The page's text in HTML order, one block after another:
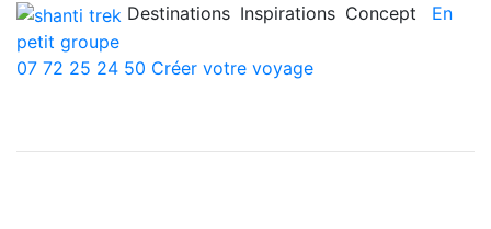
Destinations Inspirations Concept
En
petit groupe
07 72 25 24 50 Créer votre voyage